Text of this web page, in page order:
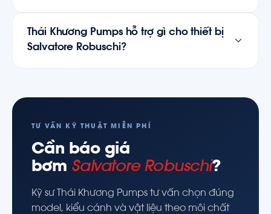
Thái Khương Pumps hỗ trợ gì cho thiết bị
Salvatore Robuschi?
TƯ VẤN KỸ THUẬT MIỄN PHÍ
Cần báo giá
bơm Salvatore Robuschi?
Kỹ sư Thái Khương Pumps tư vấn chọn đúng
model, kiểu cánh và vật liệu theo môi chất